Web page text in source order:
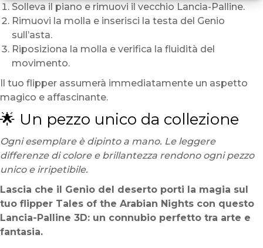
Solleva il piano e rimuovi il vecchio Lancia-Palline.
Rimuovi la molla e inserisci la testa del Genio
sull’asta.
Riposiziona la molla e verifica la fluidità del
movimento.
Il tuo flipper assumerà immediatamente un aspetto
magico e affascinante.
🌟 Un pezzo unico da collezione
Ogni esemplare è dipinto a mano. Le leggere
differenze di colore e brillantezza rendono ogni pezzo
unico e irripetibile.
Lascia che il Genio del deserto porti la magia sul
tuo flipper Tales of the Arabian Nights con questo
Lancia-Palline 3D: un connubio perfetto tra arte e
fantasia.